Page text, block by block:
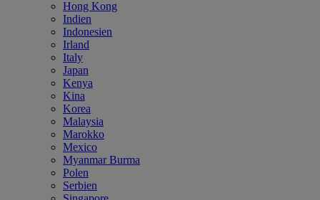
Hong Kong
Indien
Indonesien
Irland
Italy
Japan
Kenya
Kina
Korea
Malaysia
Marokko
Mexico
Myanmar Burma
Polen
Serbien